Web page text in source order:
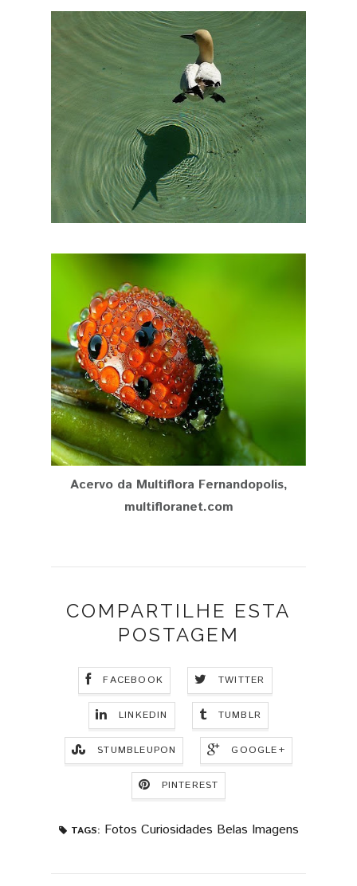
Acervo da Multiflora Fernandopolis,
multifloranet.com
COMPARTILHE ESTA
POSTAGEM
FACEBOOK TWITTER
LINKEDIN TUMBLR
STUMBLEUPON GOOGLE+
PINTEREST
TAGS: Fotos Curiosidades Belas Imagens